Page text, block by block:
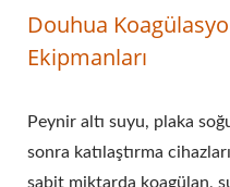
Douhua
Ekipmanları
Peynir altı suyu, plaka
sonra katılaştırma
sabit miktarda koagülan,